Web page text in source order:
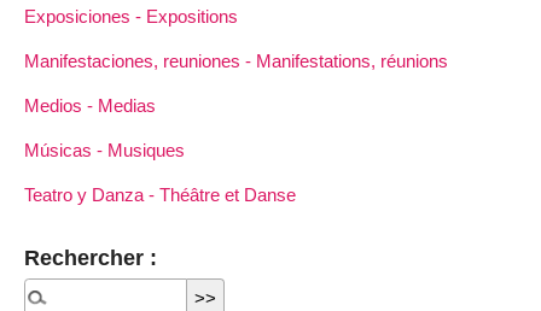
Exposiciones - Expositions
Manifestaciones, reuniones - Manifestations, réunions
Medios - Medias
Músicas - Musiques
Teatro y Danza - Théâtre et Danse
Rechercher :